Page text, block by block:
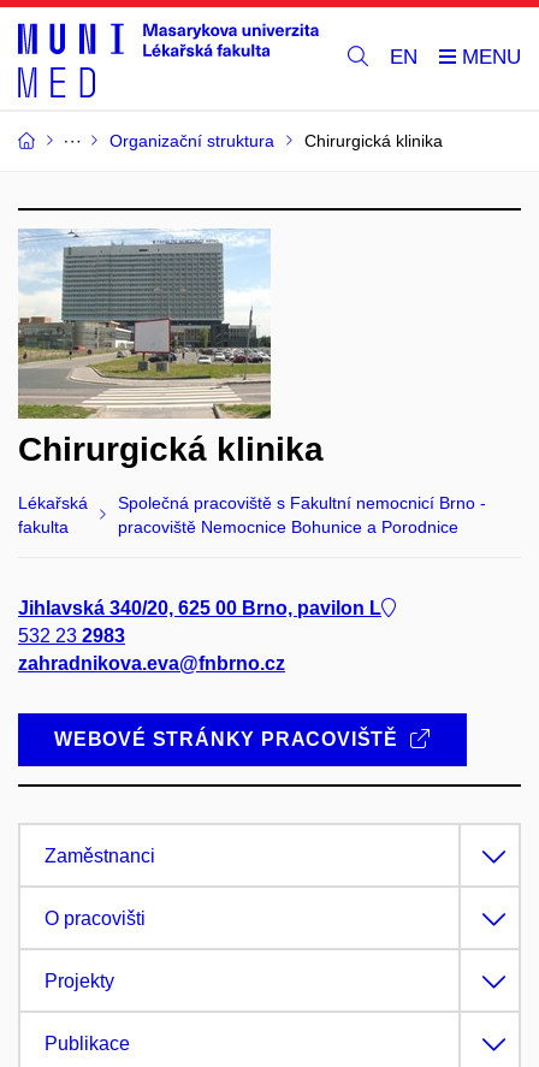
EN
Organizační struktura Chirurgická klinika
Chirurgická klinika
Lékařská
fakulta
Společná pracoviště s Fakultní nemocnicí Brno -
pracoviště Nemocnice Bohunice a Porodnice
Jihlavská 340/20, 625 00 Brno, pavilon L
532 23 2983
zahradnikova.eva@fnbrno.cz
WEBOVÉ STRÁNKY PRACOVIŠTĚ
Zaměstnanci
O pracovišti
Projekty
Publikace